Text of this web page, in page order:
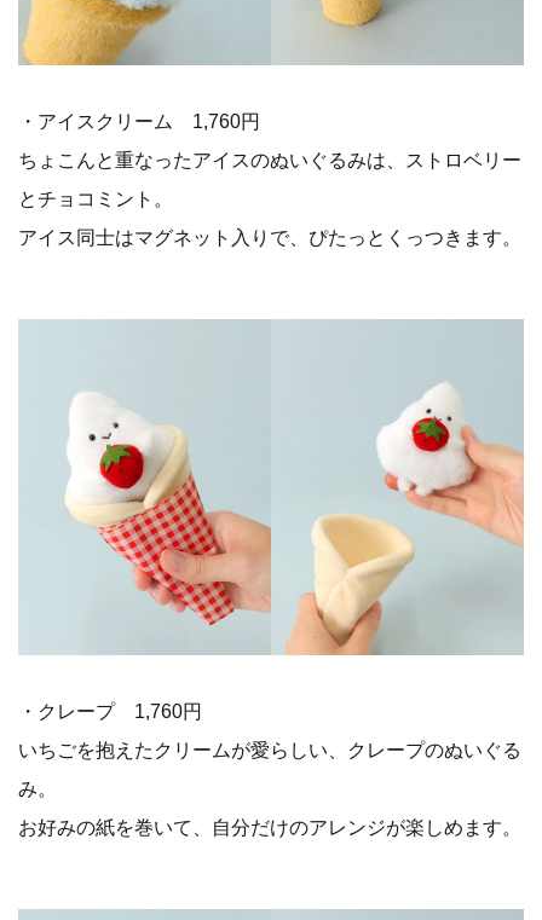
・アイスクリーム 1,760円
ちょこんと重なったアイスのぬいぐるみは、ストロベリー
とチョコミント。
アイス同士はマグネット入りで、ぴたっとくっつきます。
・クレープ 1,760円
いちごを抱えたクリームが愛らしい、クレープのぬいぐる
み。
お好みの紙を巻いて、自分だけのアレンジが楽しめます。